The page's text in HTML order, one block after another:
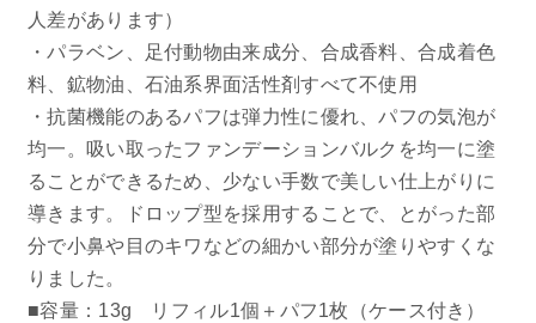
人差があります）
・パラベン、足付動物由来成分、合成香料、合成着色
料、鉱物油、石油系界面活性剤すべて不使用
・抗菌機能のあるパフは弾力性に優れ、パフの気泡が
均一。吸い取ったファンデーションバルクを均一に塗
ることができるため、少ない手数で美しい仕上がりに
導きます。ドロップ型を採用することで、とがった部
分で小鼻や目のキワなどの細かい部分が塗りやすくな
りました。
■容量：13g リフィル1個＋パフ1枚（ケース付き）